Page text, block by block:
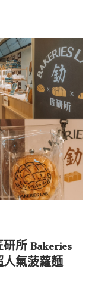
所 Bakeries
氣菠蘿麵